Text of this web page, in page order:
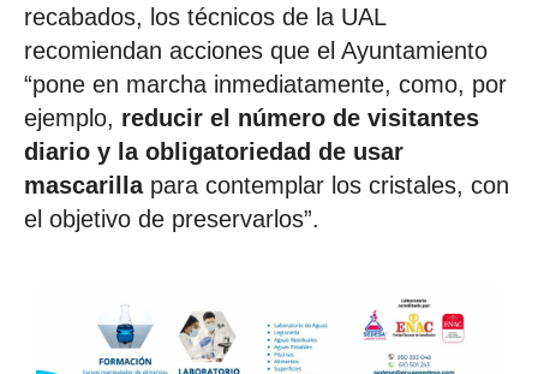
recabados, los técnicos de la UAL
recomiendan acciones que el Ayuntamiento
“pone en marcha inmediatamente, como, por
ejemplo, reducir el número de visitantes
diario y la obligatoriedad de usar
mascarillapara contemplar los cristales, con
el objetivo de preservarlos”.